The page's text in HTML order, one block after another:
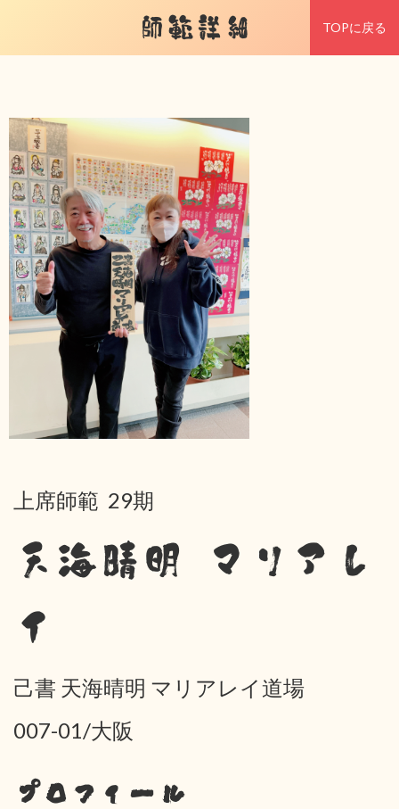
師範詳細 TOPに戻る
上席師範 29期
天海晴明 マリアレ
イ
己書 天海晴明 マリアレイ道場
007-01/大阪
プロフィール